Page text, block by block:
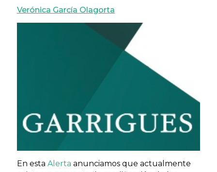
Verónica García Olagorta
En esta Alerta anunciamos que actualmente